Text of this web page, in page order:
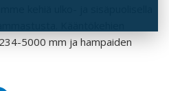
kehiä ulko- ja sisäpuolisella
Kääntökehien
5000 mm ja hampaiden